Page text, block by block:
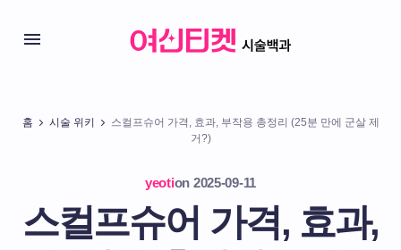
홈 시술 위키
스컬프슈어 가격, 효과, 부작용 총정리 (25분 만에 군살 제
거?)
yeotion 2025-09-11
스컬프슈어 가격, 효과,